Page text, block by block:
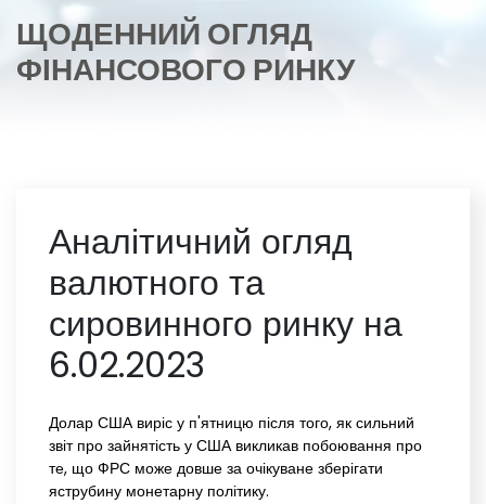
ЩОДЕННИЙ ОГЛЯД
ФІНАНСОВОГО РИНКУ
Аналітичний огляд
валютного та
сировинного ринку на
6.02.2023
Долар США виріс у п'ятницю після того, як сильний
звіт про зайнятість у США викликав побоювання про
те, що ФРС може довше за очікуване зберігати
яструбину монетарну політику.